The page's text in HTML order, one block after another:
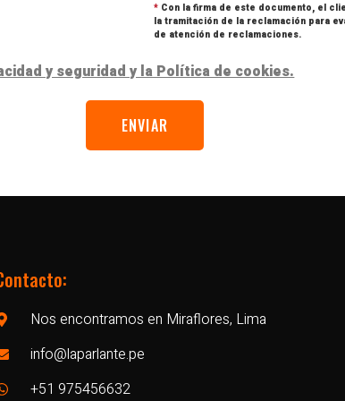
* Con la firma de este documento, el
la tramitación de la reclamación para
de atención de reclamaciones.
y seguridad y la Política de cookies.
Nos encontramos en Miraflores, Lima
info@laparlante.pe
+51 975456632